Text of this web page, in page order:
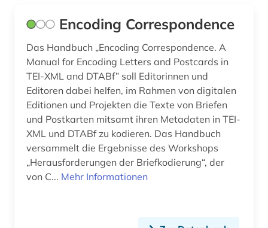
Encoding Correspondence
Das Handbuch „Encoding Correspondence. A
Manual for Encoding Letters and Postcards in
TEI-XML and DTABf” soll Editorinnen und
Editoren dabei helfen, im Rahmen von digitalen
Editionen und Projekten die Texte von Briefen
und Postkarten mitsamt ihren Metadaten in TEI-
XML und DTABf zu kodieren. Das Handbuch
versammelt die Ergebnisse des Workshops
„Herausforderungen der Briefkodierung“, der
von C... Mehr Informationen